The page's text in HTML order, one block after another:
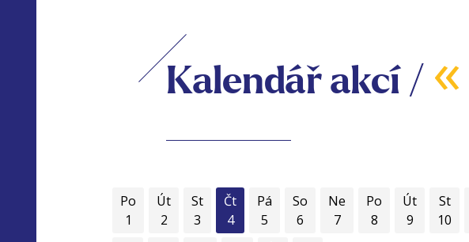
Kalendář akcí / «
Po
1
Út
2
St
3
Čt
4
Pá
5
So
6
Ne
7
Po
8
Út
9
St
10